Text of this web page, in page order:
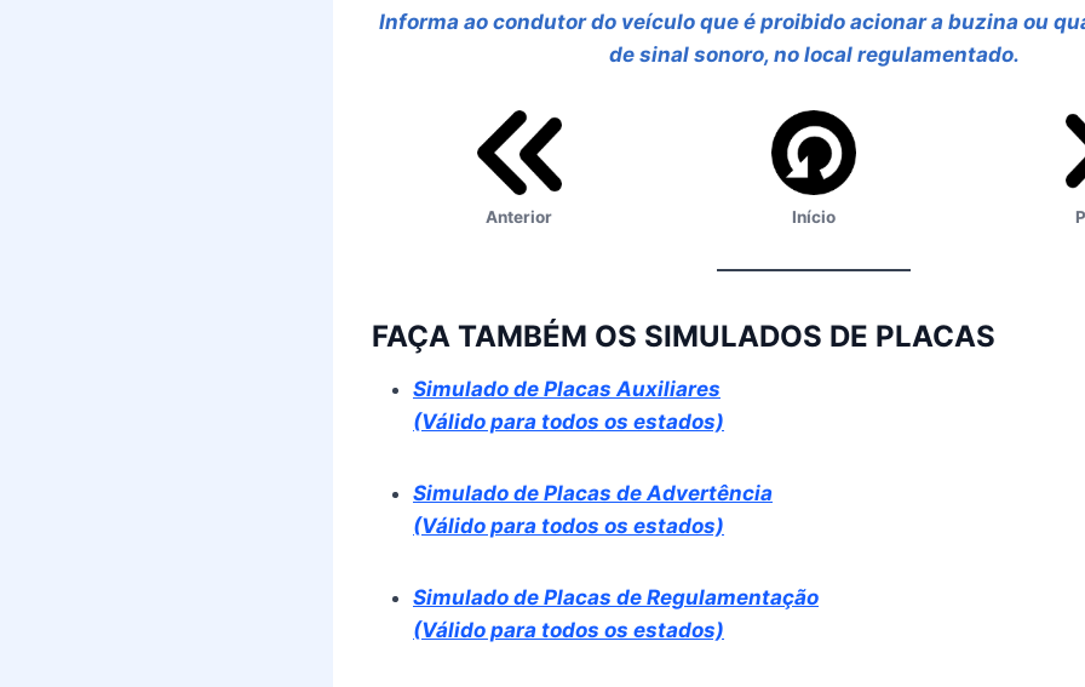
Informa ao condutor do veículo que é proibido acionar a buzina ou
de sinal sonoro, no local regulamentado.
Anterior Início
FAÇA TAMBÉM OS SIMULADOS DE PLACAS
Simulado de Placas Auxiliares
(Válido para todos os estados)
Simulado de Placas de Advertência
(Válido para todos os estados)
Simulado de Placas de Regulamentação
(Válido para todos os estados)